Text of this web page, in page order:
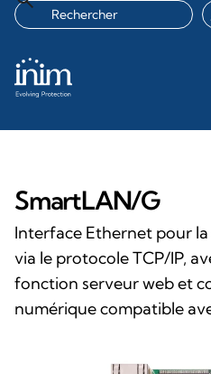
SmartLAN/G
Interface Ethernet pour
via le protocole TCP/IP,
fonction serveur web et
numérique compatible